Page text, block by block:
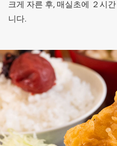
크게 자른 후, 매실초에 ２시
니다.